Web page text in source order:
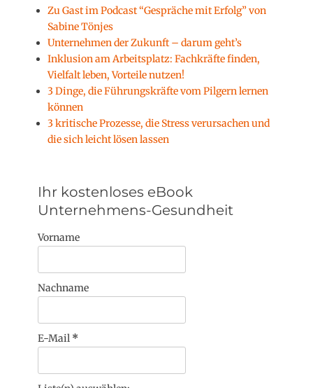
Zu Gast im Podcast “Gespräche mit Erfolg” von
Sabine Tönjes
Unternehmen der Zukunft – darum geht’s
Inklusion am Arbeitsplatz: Fachkräfte finden,
Vielfalt leben, Vorteile nutzen!
3 Dinge, die Führungskräfte vom Pilgern lernen
können
3 kritische Prozesse, die Stress verursachen und
die sich leicht lösen lassen
Ihr kostenloses eBook
Unternehmens-Gesundheit
Vorname
Nachname
E-Mail *